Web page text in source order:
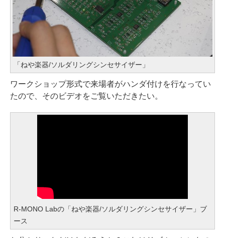
「ねや楽器/ソルダリングシンセサイザー」
ワークショップ形式で来場者がハンダ付けを行なってい
たので、そのビデオをご覧いただきたい。
R-MONO Labの「ねや楽器/ソルダリングシンセサイザー」ブ
ース